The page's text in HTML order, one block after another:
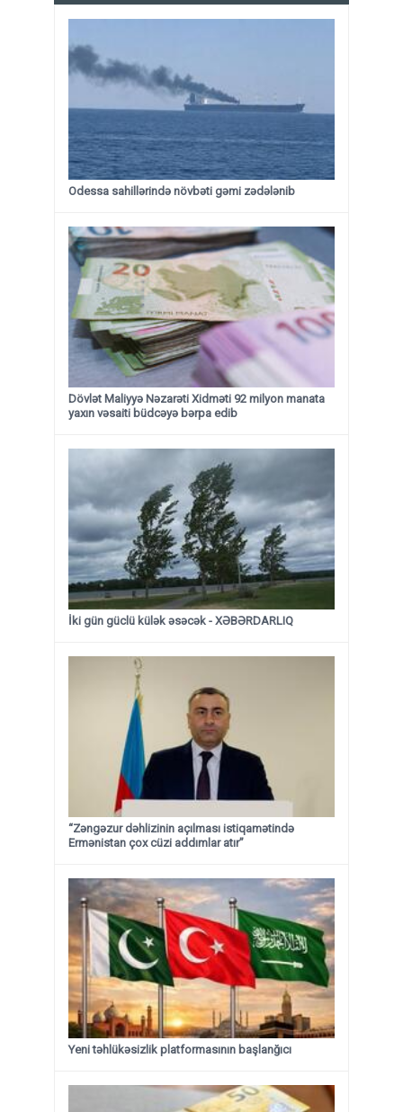
Odessa sahillərində növbəti gəmi zədələnib
Dövlət Maliyyə Nəzarəti Xidməti 92 milyon manata
yaxın vəsaiti büdcəyə bərpa edib
İki gün güclü külək əsəcək - XƏBƏRDARLIQ
“Zəngəzur dəhlizinin açılması istiqamətində
Ermənistan çox cüzi addımlar atır”
Yeni təhlükəsizlik platformasının başlanğıcı